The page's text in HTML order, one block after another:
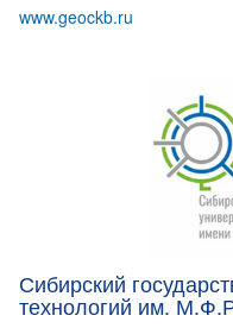
www.geockb.ru
Сибирский
технологий им.